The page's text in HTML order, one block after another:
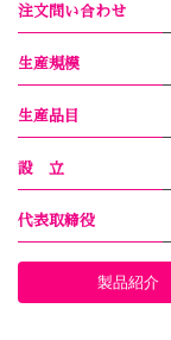
注文問い合わせ
生産規模
生産品目
設 立
代表取締役
製品紹介